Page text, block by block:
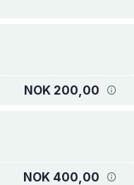
NOK 200,00
NOK 400,00